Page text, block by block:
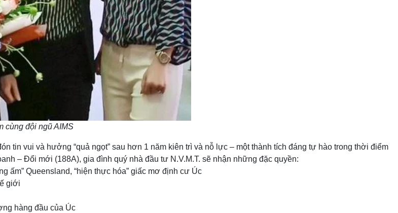
cùng đội ngũ AIMS
tin vui và hưởng “quả ngọt” sau hơn 1 năm kiên trì và nỗ lực – một thành tích đáng tự hào trong thời điểm
– Đổi mới (188A), gia đình quý nhà đầu tư N.V.M.T. sẽ nhận những đặc quyền:
ấm” Queensland, “hiện thực hóa” giấc mơ định cư Úc
giới
hàng đầu của Úc